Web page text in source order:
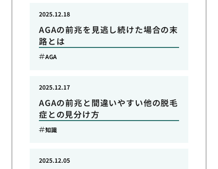
AGAの前兆を見逃し続けた場合の末
路とは
2025.12.18
AGA
AGAの前兆と間違いやすい他の脱毛
症との見分け方
2025.12.17
知識
2025.12.05